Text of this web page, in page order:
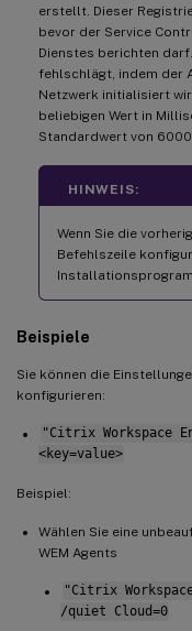
erstellt. Dieser
bevor der Service
Dienstes berichten
fehlschlägt, indem der
Netzwerk initialisiert
beliebigen Wert in
Standardwert von
HINWEIS:
Wenn Sie die
Befehlszeile
Beispiele
Sie können die
konfigurieren:
"Citrix Workspace
<key=value>
Beispiel:
Wählen Sie eine
WEM Agents
"Citrix
/quiet Cloud=0